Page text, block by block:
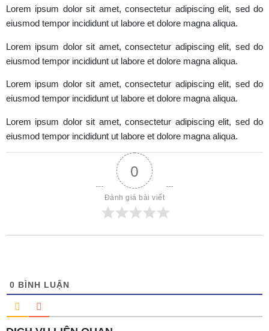
Lorem ipsum dolor sit amet, consectetur adipiscing elit, sed do
eiusmod tempor incididunt ut labore et dolore magna aliqua.
Lorem ipsum dolor sit amet, consectetur adipiscing elit, sed do
eiusmod tempor incididunt ut labore et dolore magna aliqua.
Lorem ipsum dolor sit amet, consectetur adipiscing elit, sed do
eiusmod tempor incididunt ut labore et dolore magna aliqua.
Lorem ipsum dolor sit amet, consectetur adipiscing elit, sed do
eiusmod tempor incididunt ut labore et dolore magna aliqua.
0
Đánh giá bài viết
0 BÌNH LUẬN